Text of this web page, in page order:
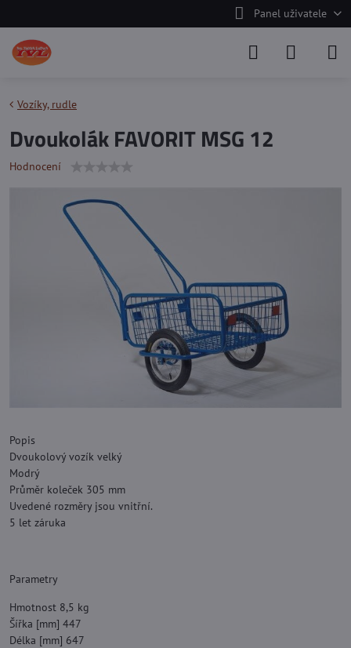
Panel uživatele
Vozíky, rudle
Dvoukolák FAVORIT MSG 12
Hodnocení
Popis
Dvoukolový vozík velký
Modrý
Průměr koleček 305 mm
Uvedené rozměry jsou vnitřní.
5 let záruka
Parametry
Hmotnost 8,5 kg
Šířka [mm] 447
Délka [mm] 647